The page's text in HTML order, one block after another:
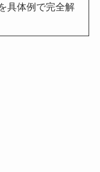
具体例で完全解